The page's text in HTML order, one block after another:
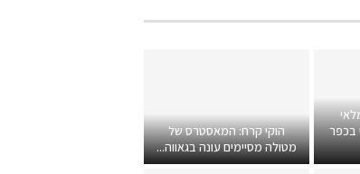
בכפר
הוקי קרח: המאסטרס של
מטולה מסיימים עונה בגאווה...